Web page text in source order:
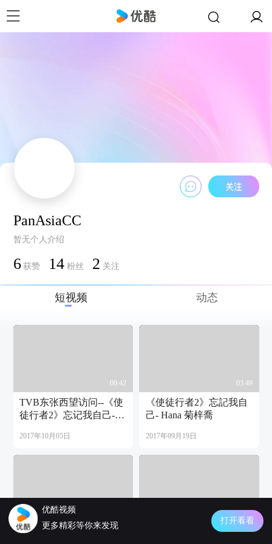
PanAsiaCC
暂无个人介绍
6 获赞 14 粉丝 2 关注
短视频 动态
00:42
TVB东张西望访问--《使
徒行者2》忘记我自己-
2017年10月05日
03:49
《使徒行者2》忘記我自
己- Hana 菊梓喬
2017年09月19日
【娛樂007】出道一周年
02:57
菊梓喬HANA - 一輩子守
优酷视频
更多精彩等你来发现
打开看看